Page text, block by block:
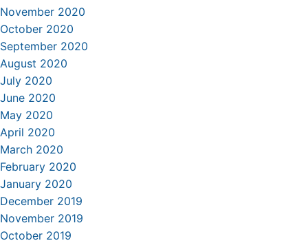
November 2020
October 2020
September 2020
August 2020
July 2020
June 2020
May 2020
April 2020
March 2020
February 2020
January 2020
December 2019
November 2019
October 2019